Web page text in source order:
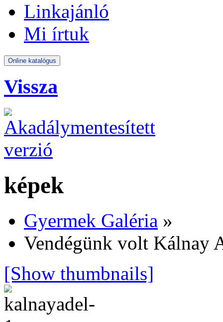
Linkajánló
Mi írtuk
Vissza
képek
Gyermek Galéria »
Vendégünk volt Kálnay
[Show thumbnails]